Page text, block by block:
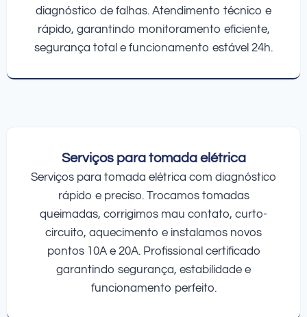
diagnóstico de falhas. Atendimento técnico e
rápido, garantindo monitoramento eficiente,
segurança total e funcionamento estável 24h.
Serviços para tomada elétrica
Serviços para tomada elétrica com diagnóstico
rápido e preciso. Trocamos tomadas
queimadas, corrigimos mau contato, curto-
circuito, aquecimento e instalamos novos
pontos 10A e 20A. Profissional certificado
garantindo segurança, estabilidade e
funcionamento perfeito.